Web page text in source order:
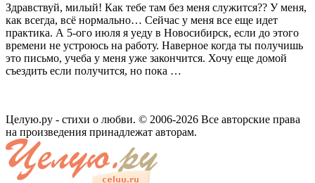
Здравствуй, милый! Как тебе там без меня служится?? У меня,
как всегда, всё нормально… Сейчас у меня все еще идет
практика. А 5-ого июля я уеду в Новосибирск, если до этого
времени не устроюсь на работу. Наверное когда ты получишь
это письмо, учеба у меня уже закончится. Хочу еще домой
съездить если получится, но пока …
Целую.ру - стихи о любви. © 2006-2026 Все авторские права
на произведения принадлежат авторам.